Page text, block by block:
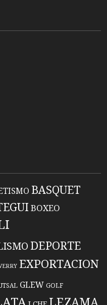
BASQUET
BOXEO
DEPORTE
EXPORTACION
GLEW GOLF